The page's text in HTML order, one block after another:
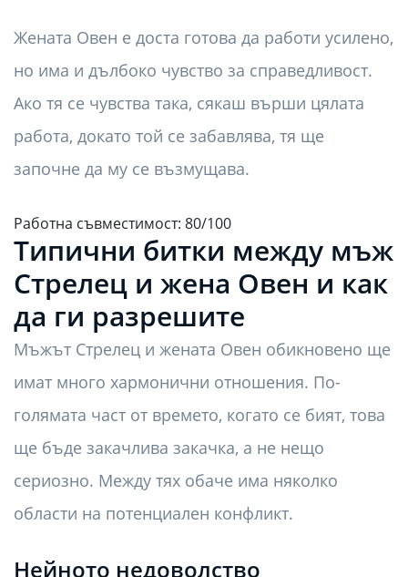
Жената Овен е доста готова да работи усилено,
но има и дълбоко чувство за справедливост.
Ако тя се чувства така, сякаш върши цялата
работа, докато той се забавлява, тя ще
започне да му се възмущава.
Работна съвместимост: 80/100
Типични битки между мъж
Стрелец и жена Овен и как
да ги разрешите
Мъжът Стрелец и жената Овен обикновено ще
имат много хармонични отношения. По-
голямата част от времето, когато се бият, това
ще бъде закачлива закачка, а не нещо
сериозно. Между тях обаче има няколко
области на потенциален конфликт.
Нейното недоволство